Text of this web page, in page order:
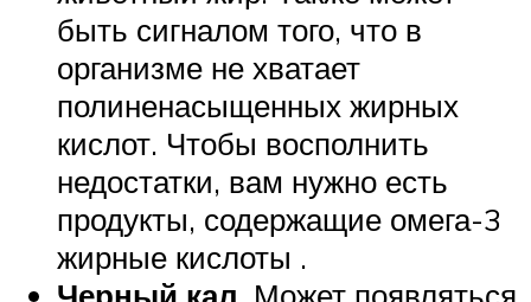
быть сигналом того, что в
организме не хватает
полиненасыщенных жирных
кислот. Чтобы восполнить
недостатки, вам нужно есть
продукты, содержащие омега-3
жирные кислоты .